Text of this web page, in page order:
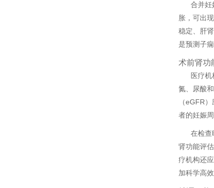
合并妊
胀，可出
稳定、肝
是预测子
术前肾功
医疗
氮、尿酸
（eGFR
者的妊娠
在检查
肾功能评
疗机构还
加科学高效